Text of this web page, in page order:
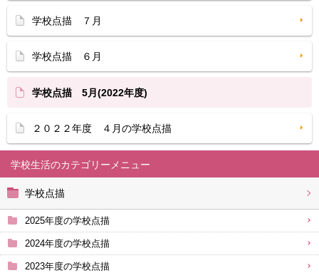
学校生活
学校点描
2025年度の学校点描
2024年度の学校点描
2023年度の学校点描
学校点描 ７月
学校点描 ６月
学校点描 5月(2022年度)
２０２２年度 ４月の学校点描